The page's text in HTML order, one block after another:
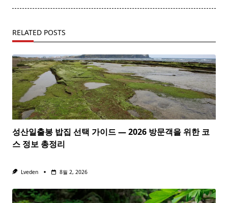
RELATED POSTS
성산일출봉 밥집 선택 가이드 — 2026 방문객을 위한 코
스 정보 총정리
Lveden 8월 2, 2026